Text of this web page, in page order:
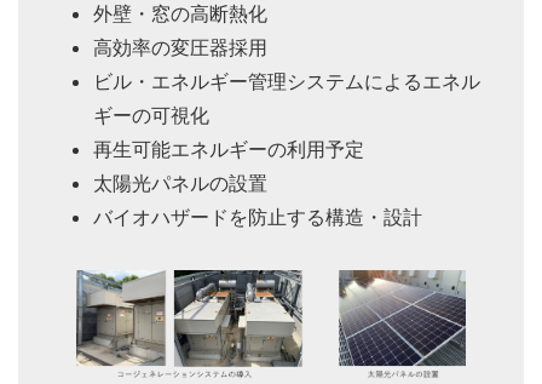
外壁・窓の高断熱化
高効率の変圧器採用
ビル・エネルギー管理システムによるエネル
ギーの可視化
再生可能エネルギーの利用予定
太陽光パネルの設置
バイオハザードを防止する構造・設計